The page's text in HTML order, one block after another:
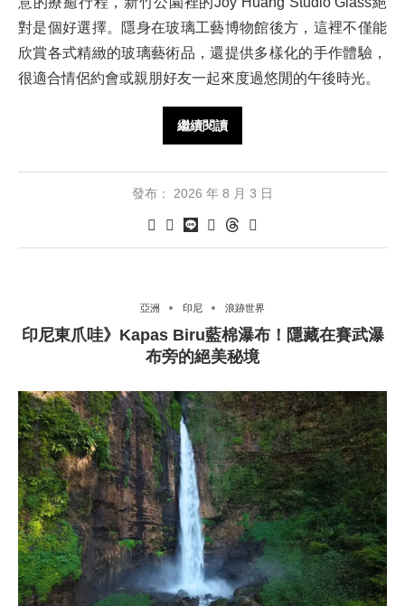
對是個好選擇。隱身在玻璃工藝博物館後方，這裡不僅能
欣賞各式精緻的玻璃藝術品，還提供多樣化的手作體驗，
很適合情侶約會或親朋好友一起來度過悠閒的午後時光。
繼續閱讀
發布： 2026 年 8 月 3 日
亞洲 印尼 浪跡世界
印尼東爪哇》Kapas Biru藍棉瀑布！隱藏在賽武瀑
布旁的絕美秘境